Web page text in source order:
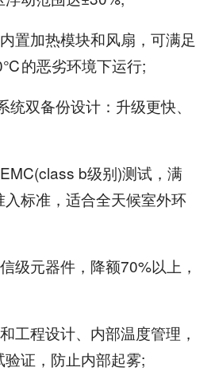
加热模块和风扇，可满足
的恶劣环境下运行;
双备份设计：升级更快、
b级别)测试，满
标准，适合全天候室外环
元器件，降额70%以上，
程设计、内部温度管理，
证，防止内部起雾;